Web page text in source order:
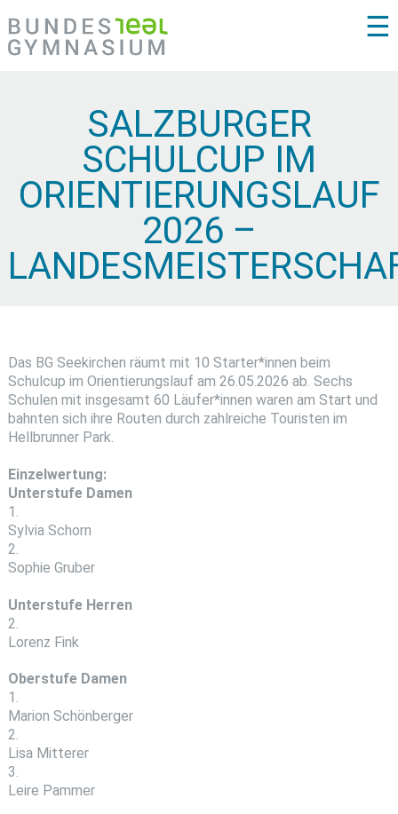
☰
SALZBURGER
SCHULCUP IM
ORIENTIERUNGSLAUF
2026 –
Das BG Seekirchen räumt mit 10 Starter*innen beim
Schulcup im Orientierungslauf am 26.05.2026 ab. Sechs
Schulen mit insgesamt 60 Läufer*innen waren am Start und
bahnten sich ihre Routen durch zahlreiche Touristen im
Hellbrunner Park.
Einzelwertung:
Unterstufe Damen
1.
Sylvia Schorn
2.
Sophie Gruber
Unterstufe Herren
2.
Lorenz Fink
Oberstufe Damen
1.
Marion Schönberger
2.
Lisa Mitterer
3.
Leire Pammer